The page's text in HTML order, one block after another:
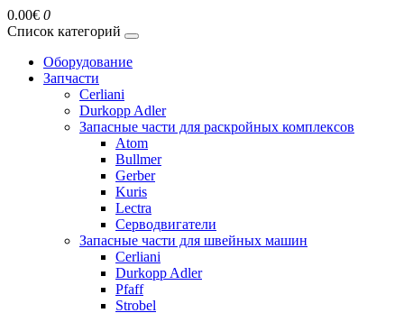
0.00€ 0
Список категорий
Оборудование
Запчасти
Cerliani
Durkopp Adler
Запасные части для раскройных комплексов
Atom
Bullmer
Gerber
Kuris
Lectra
Серводвигатели
Запасные части для швейных машин
Cerliani
Durkopp Adler
Pfaff
Strobel